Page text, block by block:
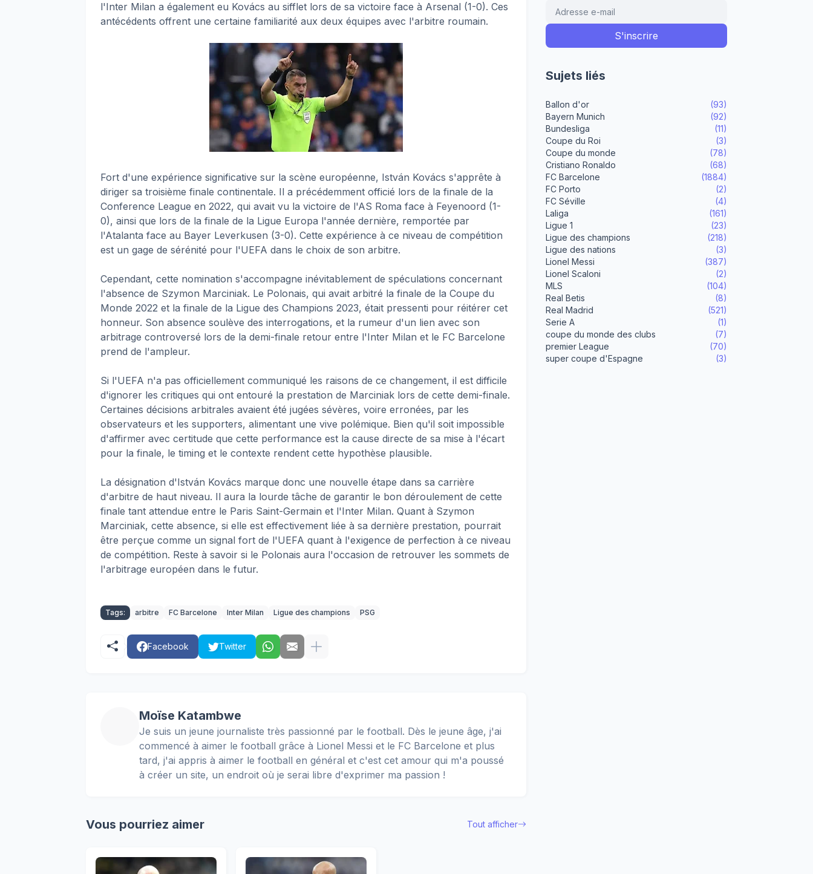
l'Inter Milan a également eu Kovács au sifflet lors de sa victoire face à Arsenal (1-0). Ces
antécédents offrent une certaine familiarité aux deux équipes avec l'arbitre roumain.
Fort d'une expérience significative sur la scène européenne, István Kovács s'apprête à
diriger sa troisième finale continentale. Il a précédemment officié lors de la finale de la
Conference League en 2022, qui avait vu la victoire de l'AS Roma face à Feyenoord (1-
0), ainsi que lors de la finale de la Ligue Europa l'année dernière, remportée par
l'Atalanta face au Bayer Leverkusen (3-0). Cette expérience à ce niveau de compétition
est un gage de sérénité pour l'UEFA dans le choix de son arbitre.
Cependant, cette nomination s'accompagne inévitablement de spéculations concernant
l'absence de Szymon Marciniak. Le Polonais, qui avait arbitré la finale de la Coupe du
Monde 2022 et la finale de la Ligue des Champions 2023, était pressenti pour réitérer cet
honneur. Son absence soulève des interrogations, et la rumeur d'un lien avec son
arbitrage controversé lors de la demi-finale retour entre l'Inter Milan et le FC Barcelone
prend de l'ampleur.
Si l'UEFA n'a pas officiellement communiqué les raisons de ce changement, il est difficile
d'ignorer les critiques qui ont entouré la prestation de Marciniak lors de cette demi-finale.
Certaines décisions arbitrales avaient été jugées sévères, voire erronées, par les
observateurs et les supporters, alimentant une vive polémique. Bien qu'il soit impossible
d'affirmer avec certitude que cette performance est la cause directe de sa mise à l'écart
pour la finale, le timing et le contexte rendent cette hypothèse plausible.
La désignation d'István Kovács marque donc une nouvelle étape dans sa carrière
d'arbitre de haut niveau. Il aura la lourde tâche de garantir le bon déroulement de cette
finale tant attendue entre le Paris Saint-Germain et l'Inter Milan. Quant à Szymon
Marciniak, cette absence, si elle est effectivement liée à sa dernière prestation, pourrait
être perçue comme un signal fort de l'UEFA quant à l'exigence de perfection à ce niveau
de compétition. Reste à savoir si le Polonais aura l'occasion de retrouver les sommets de
l'arbitrage européen dans le futur.
Tags: arbitre FC Barcelone Inter Milan Ligue des champions PSG
Facebook Twitter
Moïse Katambwe
Je suis un jeune journaliste très passionné par le football. Dès le jeune âge, j'ai
commencé à aimer le football grâce à Lionel Messi et le FC Barcelone et plus
tard, j'ai appris à aimer le football en général et c'est cet amour qui m'a poussé
à créer un site, un endroit où je serai libre d'exprimer ma passion !
Vous pourriez aimer Tout afficher
Sujets liés
Ballon d'or
(93)
Bayern Munich
(92)
Bundesliga
(11)
Coupe du Roi
(3)
Coupe du monde
(78)
Cristiano Ronaldo
(68)
FC Barcelone
(1884)
FC Porto
(2)
FC Séville
(4)
Laliga
(161)
Ligue 1
(23)
Ligue des champions
(218)
Ligue des nations
(3)
Lionel Messi
(387)
Lionel Scaloni
(2)
MLS
(104)
Real Betis
(8)
Real Madrid
(521)
Serie A
(1)
coupe du monde des clubs
(7)
premier League
(70)
super coupe d'Espagne
(3)